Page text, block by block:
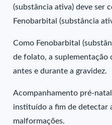
(substância ativa) deve ser
Fenobarbital (substância
Como Fenobarbital
de folato, a suplementação
antes e durante a gravidez.
Acompanhamento pré-
instituído a fim de detectar
malformações.